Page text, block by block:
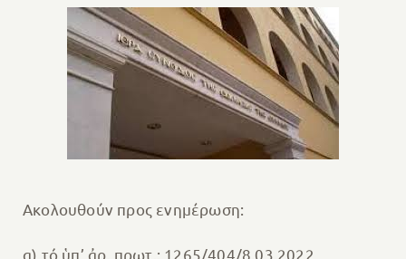
Ακολουθούν προς ενημέρωση:
α) τό ὑπ’ ἀρ. πρωτ.: 1265/404/8.03.2022